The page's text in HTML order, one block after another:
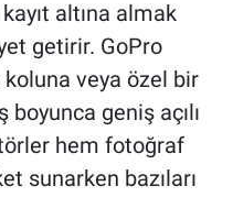
kayıt altına almak
getirir. GoPro
veya özel bir
geniş açılı
hem fotoğraf
sunarken bazıları